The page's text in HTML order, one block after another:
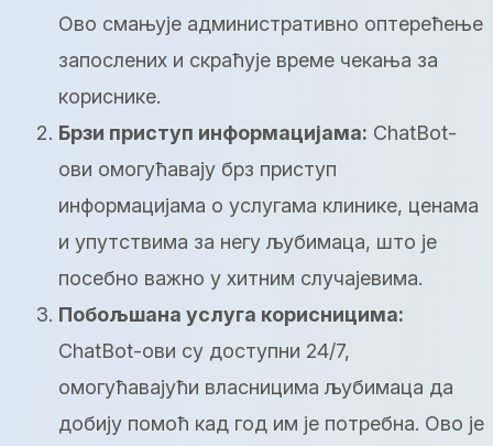
Ово смањује административно оптерећење
запослених и скраћује време чекања за
кориснике.
Брзи приступ информацијама: ChatBot-
ови омогућавају брз приступ
информацијама о услугама клинике, ценама
и упутствима за негу љубимаца, што је
посебно важно у хитним случајевима.
Побољшана услуга корисницима:
ChatBot-ови су доступни 24/7,
омогућавајући власницима љубимаца да
добију помоћ кад год им је потребна. Ово је